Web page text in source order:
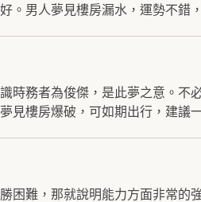
。男人夢見樓房漏水，運勢不錯
時務者為俊傑，是此夢之意。不
見樓房爆破，可如期出行，建議
困難，那就說明能力方面非常